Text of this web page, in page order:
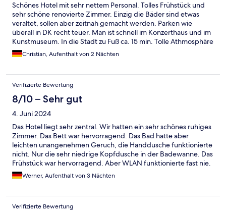
Schönes Hotel mit sehr nettem Personal. Tolles Frühstück und
sehr schöne renovierte Zimmer. Einzig die Bäder sind etwas
veraltet, sollen aber zeitnah gemacht werden. Parken wie
überall in DK recht teuer. Man ist schnell im Konzerthaus und im
Kunstmuseum. In die Stadt zu Fuß ca. 15 min. Tolle Athmosphäre
und gutes Shopping fußläufig zu erreichen. Taxis direkt vor dem
Hotel.
Christian, Aufenthalt von 2 Nächten
Verifizierte Bewertung
8/10 – Sehr gut
4. Juni 2024
Das Hotel liegt sehr zentral. Wir hatten ein sehr schönes ruhiges
Zimmer. Das Bett war hervorragend. Das Bad hatte aber
leichten unangenehmen Geruch, die Handdusche funktionierte
nicht. Nur die sehr niedrige Kopfdusche in der Badewanne. Das
Frühstück war hervorragend. Aber WLAN funktionierte fast nie.
Und das Fernsehprogramm ZDF war nie zu empfangen, und
ARD nur sehr, sehr mangelhaft. Ansonsten kein deutscher
Werner, Aufenthalt von 3 Nächten
Verifizierte Bewertung